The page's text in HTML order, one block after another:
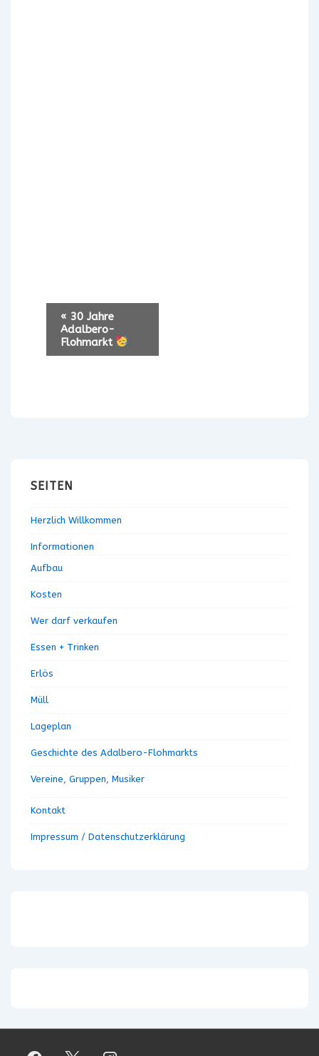
u
g
-
N
v
i
a
t
o
n
« 30 Jahre
Adalbero-
Flohmarkt
SEITEN
Herzlich Willkommen
Informationen
Aufbau
Kosten
Wer darf verkaufen
Essen + Trinken
Erlös
Müll
Lageplan
Geschichte des Adalbero-Flohmarkts
Vereine, Gruppen, Musiker
Kontakt
Impressum / Datenschutzerklärung